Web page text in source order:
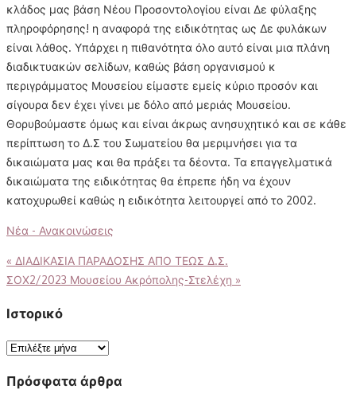
κλάδος μας βάση Νέου Προσοντολογίου είναι Δε φύλαξης
πληροφόρησης! η αναφορά της ειδικότητας ως Δε φυλάκων
είναι λάθος. Υπάρχει η πιθανότητα όλο αυτό είναι μια πλάνη
διαδικτυακών σελίδων, καθώς βάση οργανισμού κ
περιγράμματος Μουσείου είμαστε εμείς κύριο προσόν και
σίγουρα δεν έχει γίνει με δόλο από μεριάς Μουσείου.
Θορυβούμαστε όμως και είναι άκρως ανησυχητικό και σε κάθε
περίπτωση το Δ.Σ του Σωματείου θα μεριμνήσει για τα
δικαιώματα μας και θα πράξει τα δέοντα. Τα επαγγελματικά
δικαιώματα της ειδικότητας θα έπρεπε ήδη να έχουν
κατοχυρωθεί καθώς η ειδικότητα λειτουργεί από το 2002.
Νέα - Ανακοινώσεις
Πλοήγηση
άρθρων
« ΔΙΑΔΙΚΑΣΙΑ ΠΑΡΑΔΟΣΗΣ ΑΠΟ ΤΕΩΣ Δ.Σ.
ΣΟΧ2/2023 Μουσείου Ακρόπολης-Στελέχη »
Ιστορικό
Ιστορικό
Πρόσφατα άρθρα